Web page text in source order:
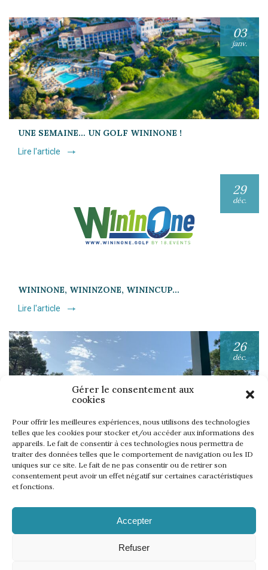
Gérer le consentement aux
cookies
Pour offrir les meilleures expériences, nous utilisons des technologies
telles que les cookies pour stocker et/ou accéder aux informations des
appareils. Le fait de consentir à ces technologies nous permettra de
traiter des données telles que le comportement de navigation ou les ID
uniques sur ce site. Le fait de ne pas consentir ou de retirer son
consentement peut avoir un effet négatif sur certaines caractéristiques
et fonctions.
Accepter
Refuser
03
janv.
UNE SEMAINE… UN GOLF WININONE !
Lire l'article
29
déc.
WININONE, WININZONE, WININCUP…
Lire l'article
26
déc.
UNE SEMAINE… TOUS LES GOLFS WININONE !
Lire l'article